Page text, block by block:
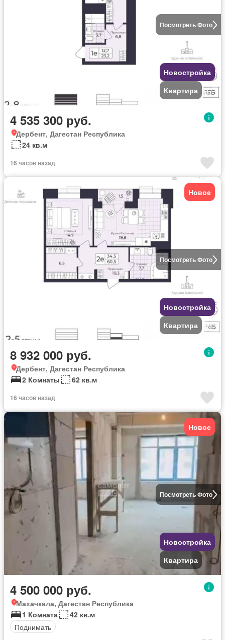
Посмотреть Фото
Новостройка
Квартира
4 535 300 руб.
Дербент, Дагестан Республика
24 кв.м
16 часов назад
Посмотреть Фото
Новое
Новостройка
Квартира
8 932 000 руб.
Дербент, Дагестан Республика
2 Комнаты
62 кв.м
16 часов назад
Посмотреть Фото
Новое
Новостройка
Квартира
4 500 000 руб.
Махачкала, Дагестан Республика
1 Комната
42 кв.м
Поднимать